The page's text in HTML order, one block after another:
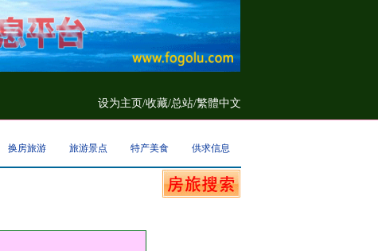
设为主页/收藏/总站/繁體中文
换房旅游 旅游景点 特产美食 供求信息